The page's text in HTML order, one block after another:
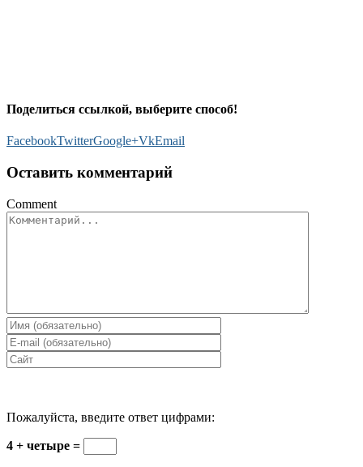
Поделиться ссылкой, выберите способ!
FacebookTwitterGoogle+VkEmail
Оставить комментарий
Comment
Пожалуйста, введите ответ цифрами:
4 + четыре =